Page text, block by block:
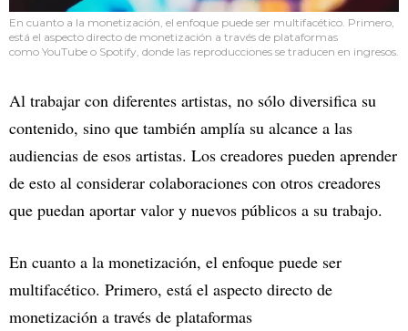
En cuanto a la monetización, el enfoque puede ser multifacético. Primero,
está el aspecto directo de monetización a través de plataformas
como YouTube o Spotify, donde las reproducciones se traducen en ingresos.
Al trabajar con diferentes artistas, no sólo diversifica su
contenido, sino que también amplía su alcance a las
audiencias de esos artistas. Los creadores pueden aprender
de esto al considerar colaboraciones con otros creadores
que puedan aportar valor y nuevos públicos a su trabajo.
En cuanto a la monetización, el enfoque puede ser
multifacético. Primero, está el aspecto directo de
monetización a través de plataformas